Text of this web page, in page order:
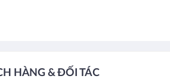
HÀNG & ĐỐI TÁC